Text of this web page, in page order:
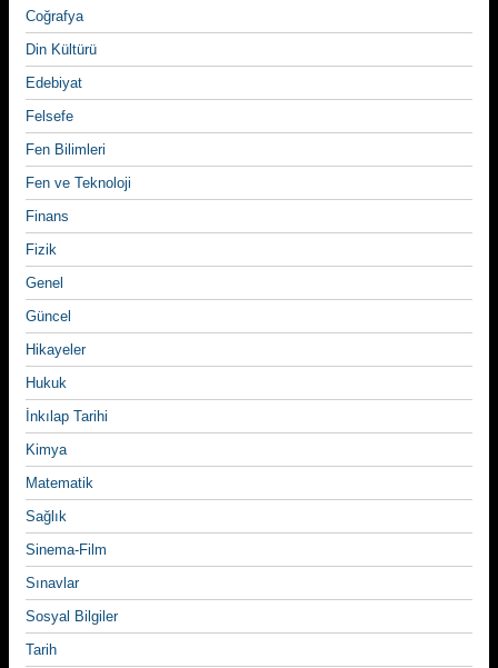
Coğrafya
Din Kültürü
Edebiyat
Felsefe
Fen Bilimleri
Fen ve Teknoloji
Finans
Fizik
Genel
Güncel
Hikayeler
Hukuk
İnkılap Tarihi
Kimya
Matematik
Sağlık
Sinema-Film
Sınavlar
Sosyal Bilgiler
Tarih